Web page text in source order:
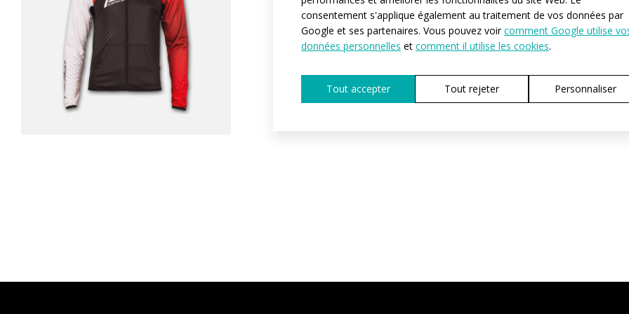
consentement s'applique également au traitement de vos données par
Google et ses partenaires. Vous pouvez voircomment Google utilise
données personnelles et comment il utilise les cookies.
Tout accepter Tout rejeter Personnaliser
DEMANDER